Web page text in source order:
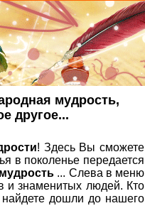
мудрость,
другое...
! Здесь Вы сможете
в поколенье передается
... Слева в меню
и знаменитых людей. Кто
дошли до нашего